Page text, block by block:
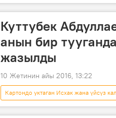
Кара-Суу району
батир
Куттубек
анын бир
жазылды
10 Жетинин айы 2016, 13:22
Картондо уктаган Исхак жана үйсүз
Кара-Суу району
жардам